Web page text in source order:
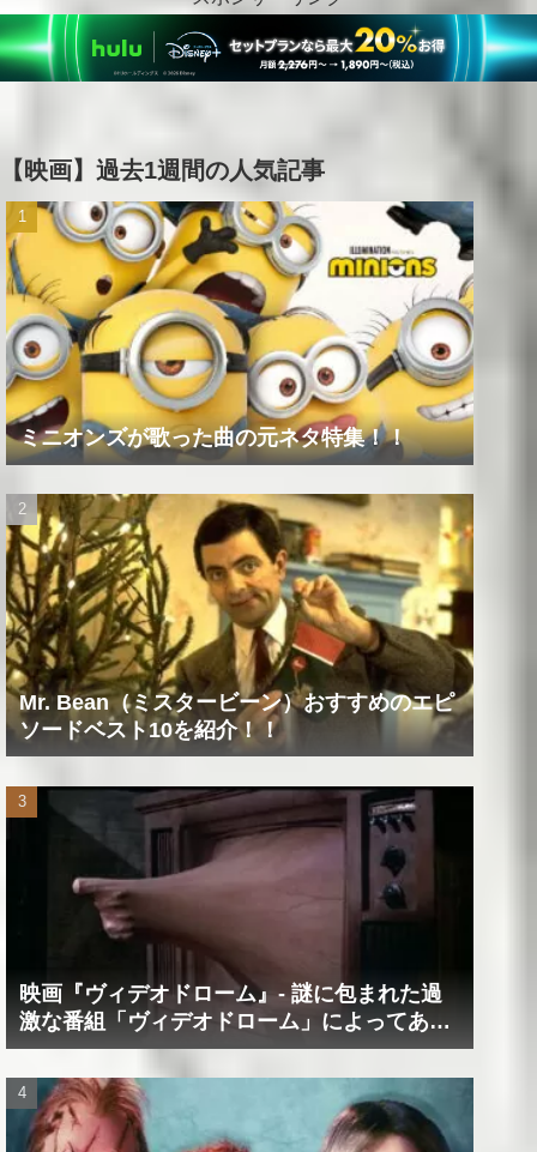
【映画】過去1週間の人気記事
ミニオンズが歌った曲の元ネタ特集！！
Mr. Bean（ミスタービーン）おすすめのエピ
ソードベスト10を紹介！！
映画『ヴィデオドローム』‐ 謎に包まれた過
激な番組「ヴィデオドローム」によってあな
たの精神は蝕まれる！